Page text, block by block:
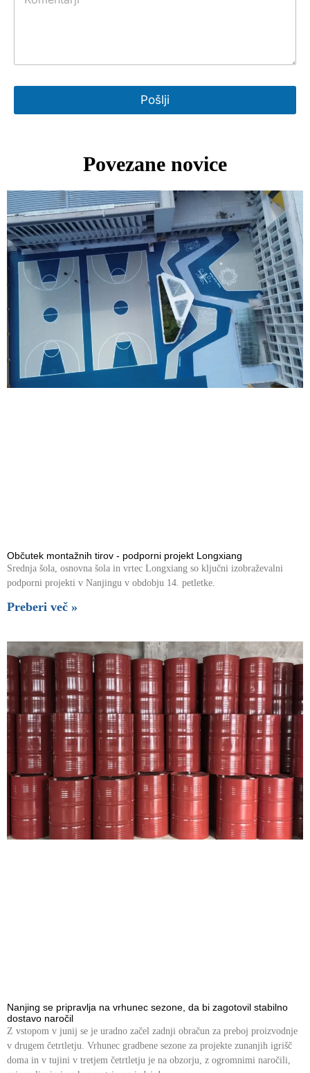
Pošlji
Povezane novice
Občutek montažnih tirov - podporni projekt Longxiang
Srednja šola, osnovna šola in vrtec Longxiang so ključni izobraževalni
podporni projekti v Nanjingu v obdobju 14. petletke.
Preberi več »
Nanjing se pripravlja na vrhunec sezone, da bi zagotovil stabilno
dostavo naročil
Z vstopom v junij se je uradno začel zadnji obračun za preboj proizvodnje
v drugem četrtletju. Vrhunec gradbene sezone za projekte zunanjih igrišč
doma in v tujini v tretjem četrtletju je na obzorju, z ogromnimi naročili,